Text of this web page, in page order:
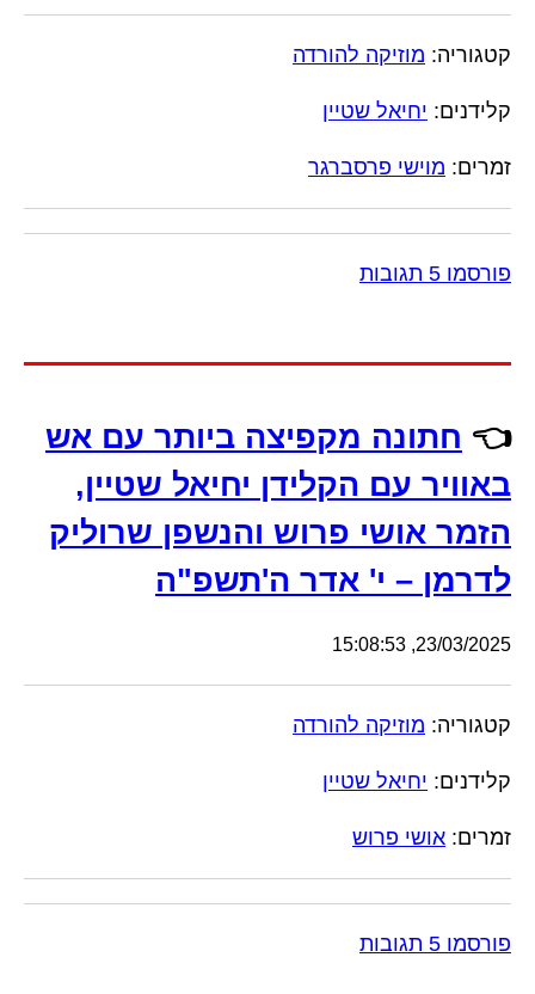
קטגוריה: מוזיקה להורדה
קלידנים: יחיאל שטיין
זמרים: מוישי פרסברגר
פורסמו 5 תגובות
👈 חתונה מקפיצה ביותר עם אש
באוויר עם הקלידן יחיאל שטיין,
הזמר אושי פרוש והנשפן שרוליק
לדרמן – י' אדר ה'תשפ"ה
23/03/2025, 15:08:53
קטגוריה: מוזיקה להורדה
קלידנים: יחיאל שטיין
זמרים: אושי פרוש
פורסמו 5 תגובות